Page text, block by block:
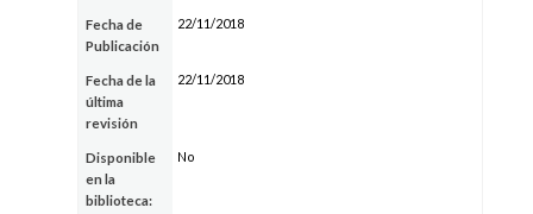
Fecha de
Publicación
22/11/2018
Fecha de la
última
revisión
22/11/2018
Disponible
en la
biblioteca:
No